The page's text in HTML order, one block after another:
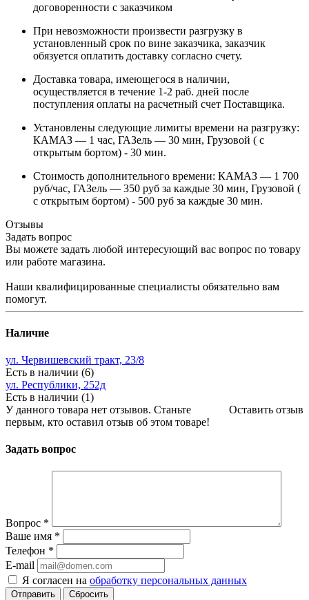
договоренности с заказчиком
При невозможности произвести разгрузку в
установленный срок по вине заказчика, заказчик
обязуется оплатить доставку согласно счету.
Доставка товара, имеющегося в наличии,
осуществляется в течение 1-2 раб. дней после
поступления оплаты на расчетный счет Поставщика.
Установлены следующие лимиты времени на разгрузку:
КАМАЗ — 1 час, ГАЗель — 30 мин, Грузовой ( с
открытым бортом) - 30 мин.
Стоимость дополнительного времени: КАМАЗ — 1 700
руб/час, ГАЗель — 350 руб за каждые 30 мин, Грузовой (
с открытым бортом) - 500 руб за каждые 30 мин.
Отзывы
Задать вопрос
Вы можете задать любой интересующий вас вопрос по товару
или работе магазина.
Наши квалифицированные специалисты обязательно вам
помогут.
Наличие
ул. Червишевский тракт, 23/8
Есть в наличии (6)
ул. Республики, 252д
Есть в наличии (1)
Оставить отзыв
У данного товара нет отзывов. Станьте
первым, кто оставил отзыв об этом товаре!
Задать вопрос
Вопрос *
Ваше имя *
Телефон *
E-mail
Я согласен на обработку персональных данных
Сбросить